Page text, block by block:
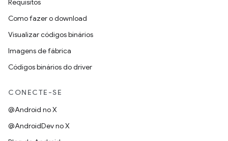
Requisitos
Como fazer o download
Visualizar códigos binários
Imagens de fábrica
Códigos binários do driver
CONECTE-SE
@Android no X
@AndroidDev no X